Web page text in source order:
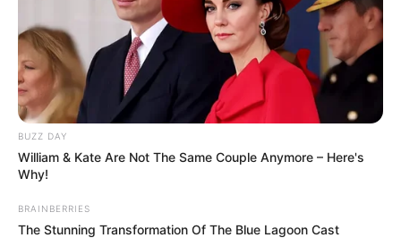
BUZZ DAY
William & Kate Are Not The Same Couple Anymore – Here's
Why!
BRAINBERRIES
The Stunning Transformation Of The Blue Lagoon Cast